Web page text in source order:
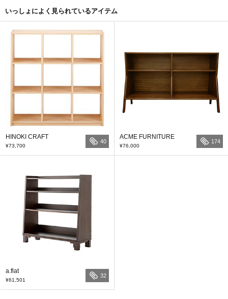
いっしょによく見られているアイテム
HINOKI CRAFT
¥73,700
40
ACME FURNITURE
¥76,000
174
a.flat
¥61,501
32